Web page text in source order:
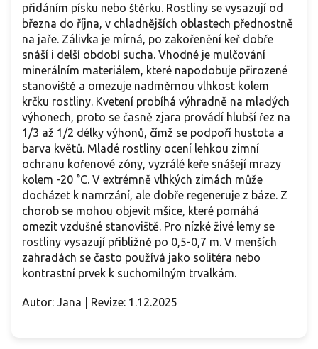
přidáním písku nebo štěrku. Rostliny se vysazují od
března do října, v chladnějších oblastech přednostně
na jaře. Zálivka je mírná, po zakořenění keř dobře
snáší i delší období sucha. Vhodné je mulčování
minerálním materiálem, které napodobuje přirozené
stanoviště a omezuje nadměrnou vlhkost kolem
krčku rostliny. Kvetení probíhá výhradně na mladých
výhonech, proto se časně zjara provádí hlubší řez na
1/3 až 1/2 délky výhonů, čímž se podpoří hustota a
barva květů. Mladé rostliny ocení lehkou zimní
ochranu kořenové zóny, vyzrálé keře snášejí mrazy
kolem -20 °C. V extrémně vlhkých zimách může
docházet k namrzání, ale dobře regeneruje z báze. Z
chorob se mohou objevit mšice, které pomáhá
omezit vzdušné stanoviště. Pro nízké živé lemy se
rostliny vysazují přibližně po 0,5-0,7 m. V menších
zahradách se často používá jako solitéra nebo
kontrastní prvek k suchomilným trvalkám.
Autor: Jana | Revize: 1.12.2025